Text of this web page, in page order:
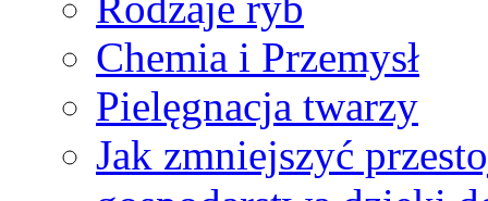
Chemia i Przemysł
Pielęgnacja twarzy
Jak zmniejszyć